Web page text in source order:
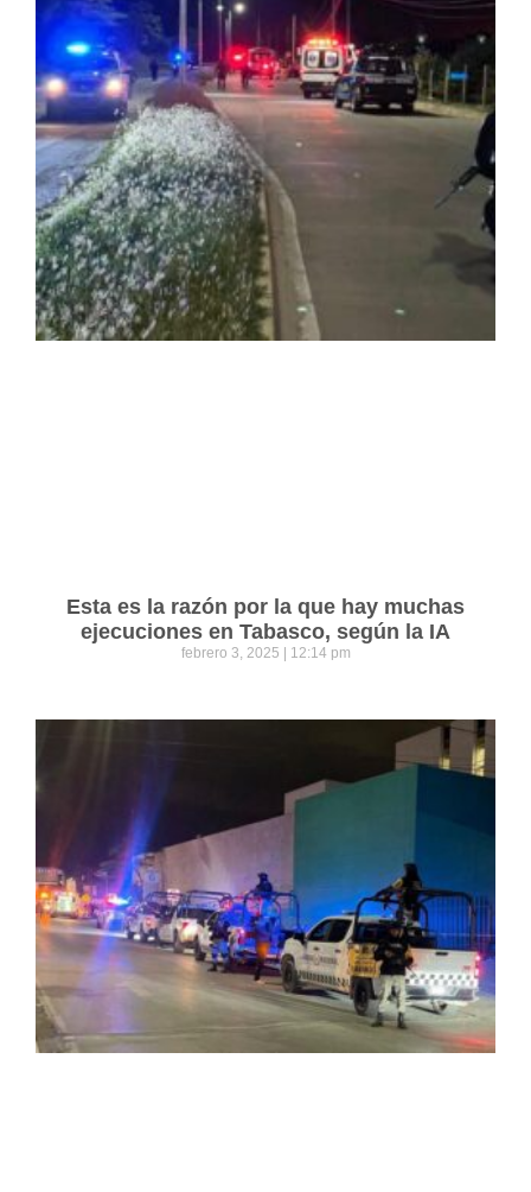
Esta es la razón por la que hay muchas
ejecuciones en Tabasco, según la IA
febrero 3, 2025 12:14 pm